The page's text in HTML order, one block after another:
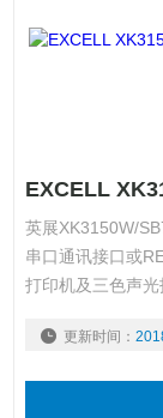
英展XK3150W/
串口通讯接口或
打印机及三色声
更新时间：